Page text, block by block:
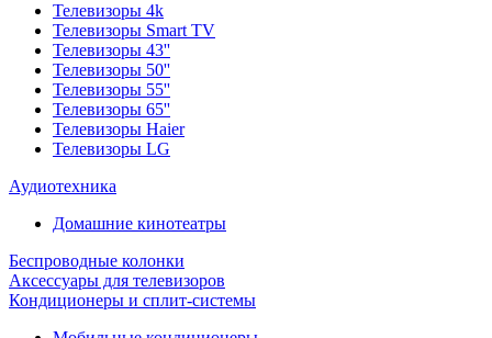
Телевизоры 4k
Телевизоры Smart TV
Телевизоры 43''
Телевизоры 50''
Телевизоры 55''
Телевизоры 65''
Телевизоры Haier
Телевизоры LG
Аудиотехника
Домашние кинотеатры
Беспроводные колонки
Аксессуары для телевизоров
Кондиционеры и сплит-системы